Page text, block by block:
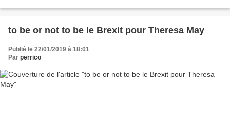
to be or not to be le Brexit pour Theresa May
Publié le 22/01/2019 à 18:01
Par perrico